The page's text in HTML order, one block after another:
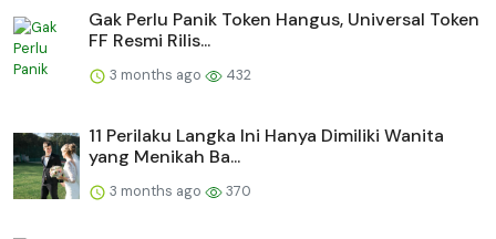
Gak Perlu Panik Token Hangus, Universal Token
FF Resmi Rilis...
3 months ago 432
11 Perilaku Langka Ini Hanya Dimiliki Wanita
yang Menikah Ba...
3 months ago 370